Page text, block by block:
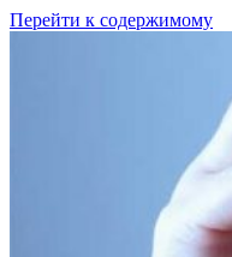
Перейти к содержимому